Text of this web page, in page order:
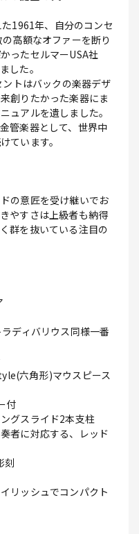
1961年、自分のコンセ
高額なオファーを断り
ったセルマーUSA社
した。
トはバックの楽器デザ
創りたかった楽器にま
ュアルを遺しました。
管楽器として、世界中
ています。
の意匠を受け継いでお
やすさは上級者も納得
群を抜いている注目の
ディバリウス同様一番
六角形)マウスピース
付
グスライド2本支柱
者に対応する、レッド
刻
リッシュでコンパクト